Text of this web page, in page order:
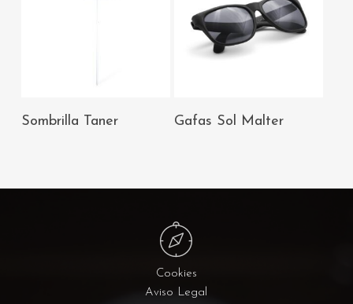
AÑADIR AL
Sombrilla Taner
AÑADIR AL
Gafas Sol Malter
Cookies
Aviso Legal